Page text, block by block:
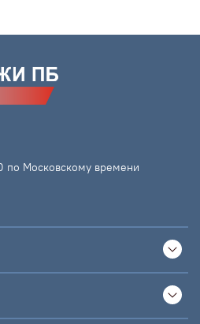
по Московскому времени